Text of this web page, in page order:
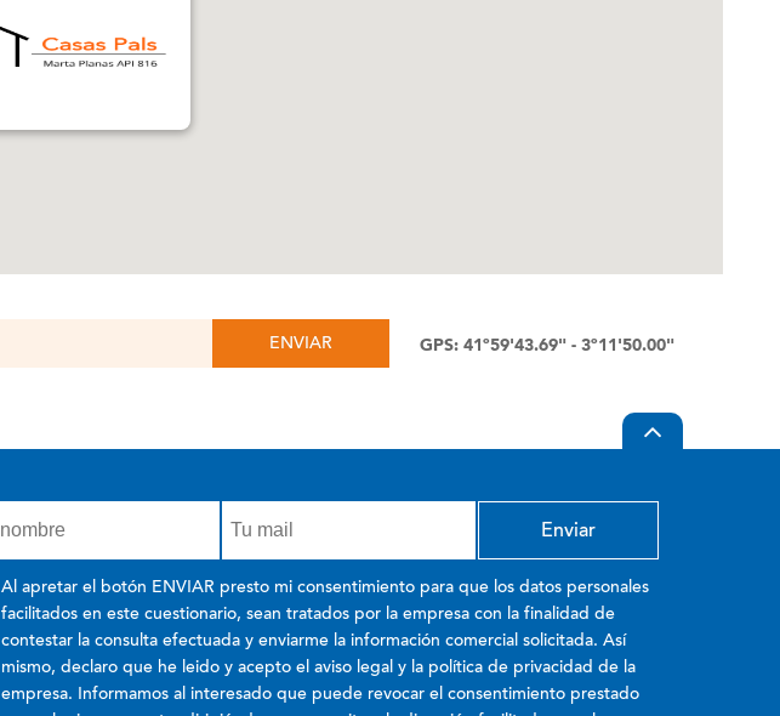
GPS: 41º59'43.69" - 3º11'50.00"
Al apretar el botón ENVIAR presto mi consentimiento para que los datos personales
facilitados en este cuestionario, sean tratados por la empresa con la finalidad de
contestar la consulta efectuada y enviarme la información comercial solicitada. Así
mismo, declaro que he leido y acepto el aviso legal y la política de privacidad de la
empresa. Informamos al interesado que puede revocar el consentimiento prestado